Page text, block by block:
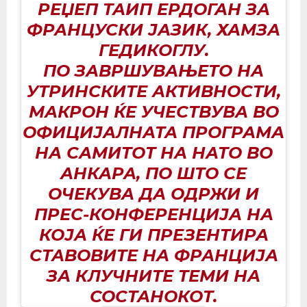
РЕЏЕП ТАИП ЕРДОГАН ЗА
ФРАНЦУСКИ ЈАЗИК, ХАМЗА
ГЕДИКОГЛУ.
ПО ЗАВРШУВАЊЕТО НА
УТРИНСКИТЕ АКТИВНОСТИ,
МАКРОН ЌЕ УЧЕСТВУВА ВО
ОФИЦИЈАЛНАТА ПРОГРАМА
НА САМИТОТ НА НАТО ВО
АНКАРА, ПО ШТО СЕ
ОЧЕКУВА ДА ОДРЖИ И
ПРЕС-КОНФЕРЕНЦИЈА НА
КОЈА ЌЕ ГИ ПРЕЗЕНТИРА
СТАВОВИТЕ НА ФРАНЦИЈА
ЗА КЛУЧНИТЕ ТЕМИ НА
СОСТАНОКОТ.